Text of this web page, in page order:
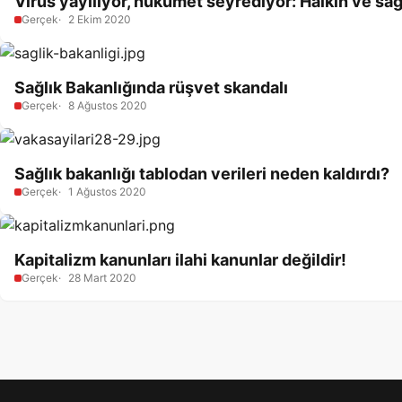
Gerçek 2 Ekim 2020
Sağlık Bakanlığında rüşvet skandalı
Gerçek 8 Ağustos 2020
Sağlık bakanlığı tablodan verileri neden kaldırdı?
Gerçek 1 Ağustos 2020
Kapitalizm kanunları ilahi kanunlar değildir!
Gerçek 28 Mart 2020